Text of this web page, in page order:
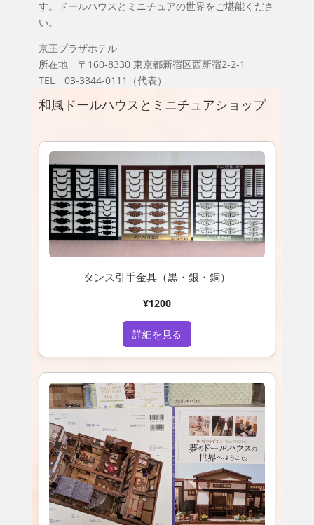
す。ドールハウスとミニチュアの世界をご堪能くださ
い。
京王プラザホテル
所在地 〒160-8330 東京都新宿区西新宿2-2-1
TEL 03-3344-0111（代表）
和風ドールハウスとミニチュアショップ
タンス引手金具（黒・銀・銅）
¥1200
詳細を見る